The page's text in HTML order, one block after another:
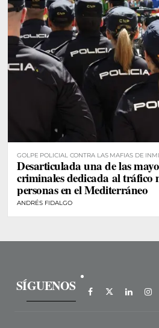
GOLPE POLICIAL CONTRA LAS MAFIAS DE
Desarticulada una de las
criminales dedicada al tráfico
personas en el Mediterráneo
ANDRÉS FIDALGO
SÍGUENOS